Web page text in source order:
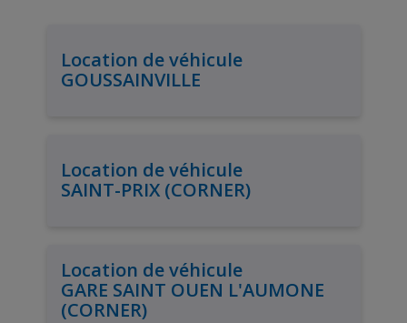
Location de véhicule
GOUSSAINVILLE
Location de véhicule
SAINT-PRIX (CORNER)
Location de véhicule
GARE SAINT OUEN L'AUMONE
(CORNER)